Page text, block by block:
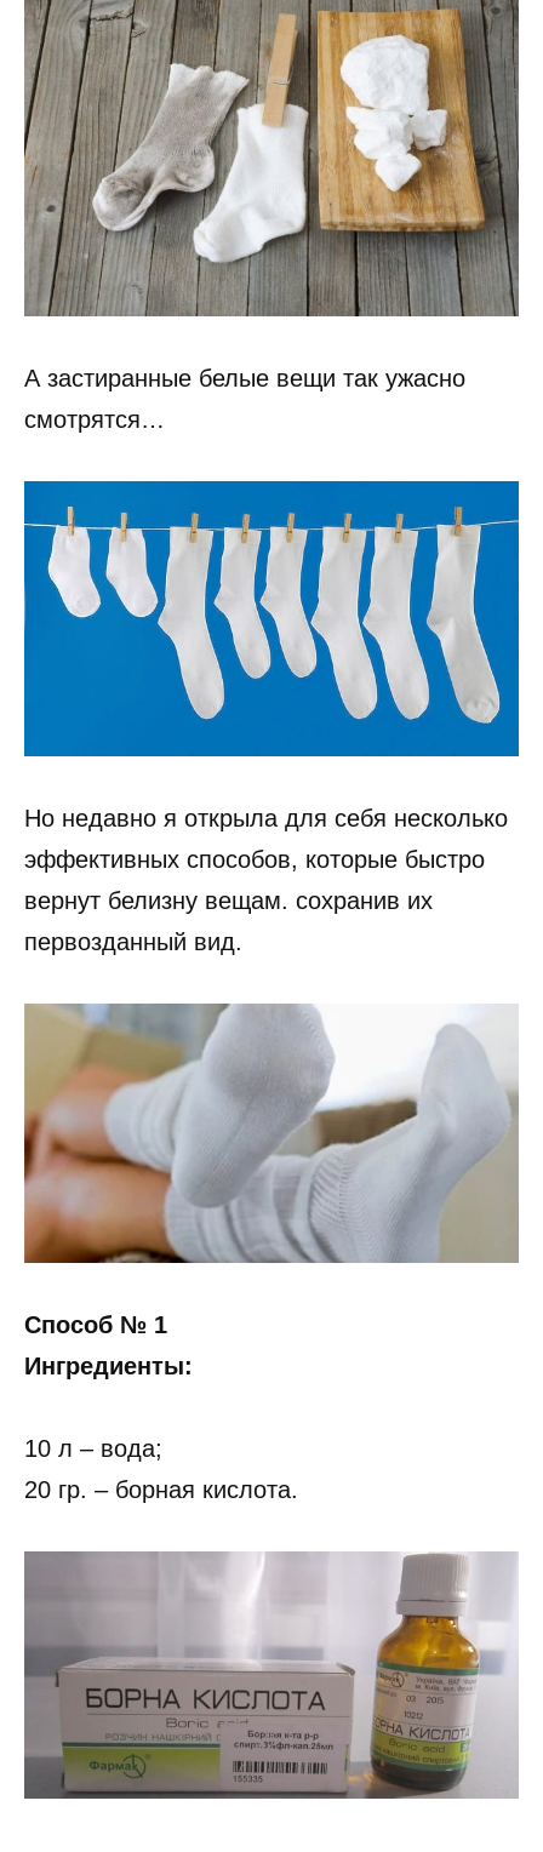
А застиранные белые вещи так ужасно
смотрятся…
Но недавно я открыла для себя несколько
эффективных способов, которые быстро
вернут белизну вещам. сохранив их
первозданный вид.
Способ № 1
Ингредиенты:
10 л – вода;
20 гр. – борная кислота.